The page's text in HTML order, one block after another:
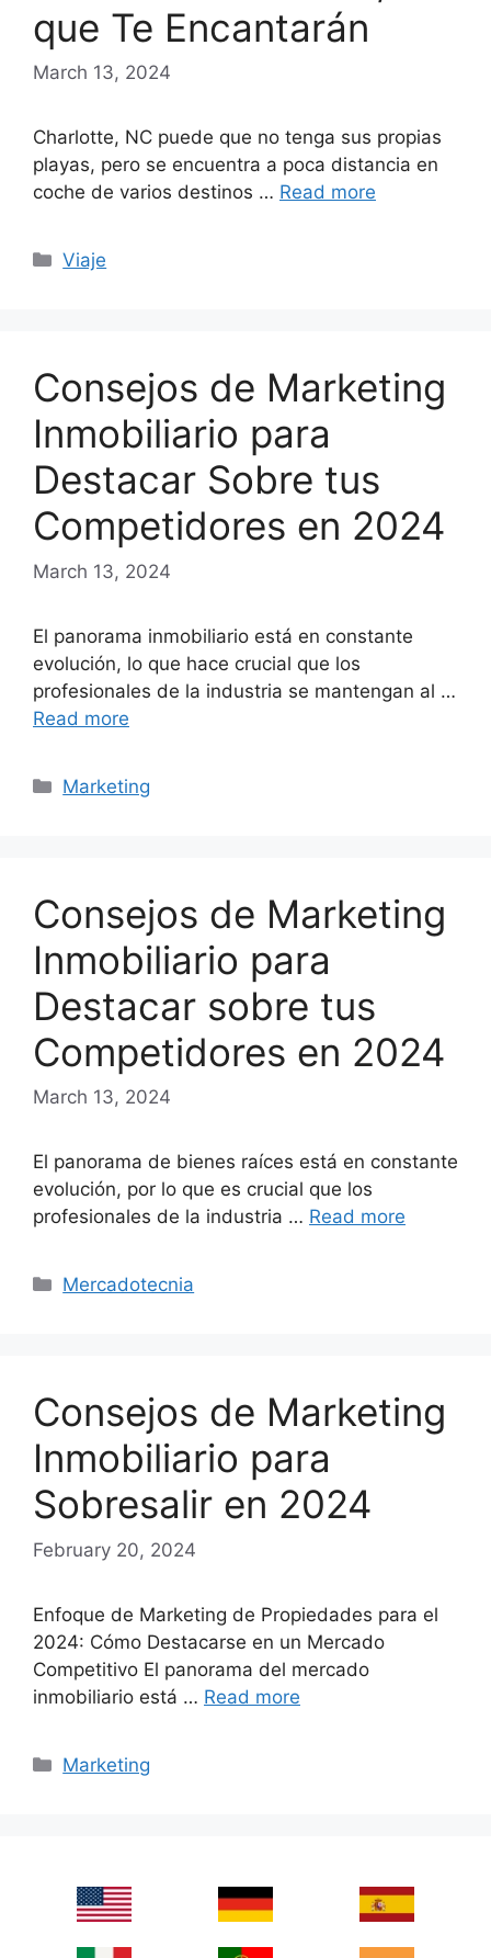
que Te Encantarán
March 13, 2024
Charlotte, NC puede que no tenga sus propias
playas, pero se encuentra a poca distancia en
coche de varios destinos … Read more
Categories
Viaje
Consejos de Marketing
Inmobiliario para
Destacar Sobre tus
Competidores en 2024
March 13, 2024
El panorama inmobiliario está en constante
evolución, lo que hace crucial que los
profesionales de la industria se mantengan al …
Read more
Categories
Marketing
Consejos de Marketing
Inmobiliario para
Destacar sobre tus
Competidores en 2024
March 13, 2024
El panorama de bienes raíces está en constante
evolución, por lo que es crucial que los
profesionales de la industria … Read more
Categories
Mercadotecnia
Consejos de Marketing
Inmobiliario para
Sobresalir en 2024
February 20, 2024
Enfoque de Marketing de Propiedades para el
2024: Cómo Destacarse en un Mercado
Competitivo El panorama del mercado
inmobiliario está … Read more
Categories
Marketing